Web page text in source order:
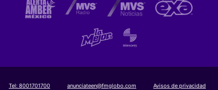
Tel: 8001701700 anunciateen@fmglobo.com Avisos de privacidad